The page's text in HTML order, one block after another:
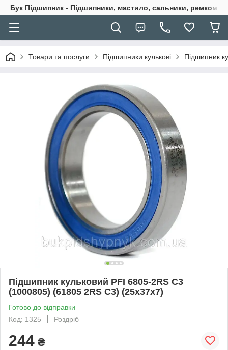
Бук Підшипник - Підшипники, мастило, сальники,
Товари та послуги Підшипники кулькові Підшипник
Підшипник кульковий PFI 6805-2RS C3
(1000805) (61805 2RS C3) (25x37x7)
Готово до відправки
Код: 1325
Роздріб
244 ₴